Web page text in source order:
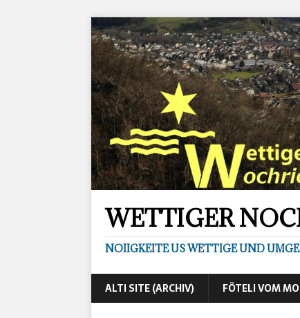
WETTIGER
NOIIGKEITE US WETTIGE UND
ALTI SITE (ARCHIV) FÖTELI VOM